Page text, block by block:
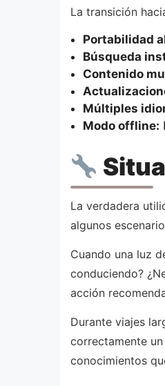
La transición
Portabilidad
Búsqueda
Contenido
Múltiples
Modo offline:
La verdadera
algunos
Cuando una luz
conduciendo?
acción
Durante viajes
correctamente
conocimientos